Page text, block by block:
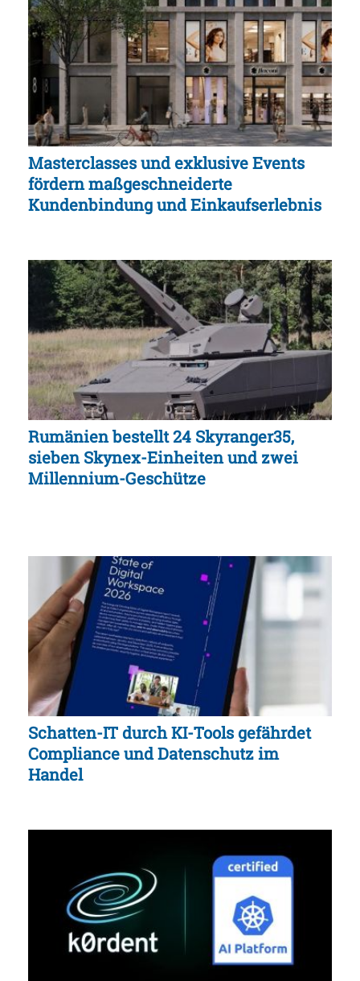
Masterclasses und exklusive Events
fördern maßgeschneiderte
Kundenbindung und Einkaufserlebnis
Rumänien bestellt 24 Skyranger35,
sieben Skynex-Einheiten und zwei
Millennium-Geschütze
Schatten-IT durch KI-Tools gefährdet
Compliance und Datenschutz im
Handel